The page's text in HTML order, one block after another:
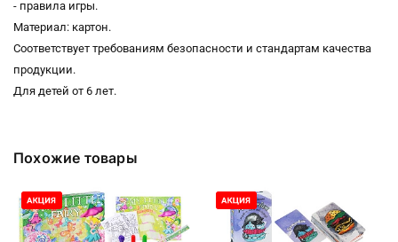
- правила игры.
Материал: картон.
Соответствует требованиям безопасности и стандартам качества
продукции.
Для детей от 6 лет.
Похожие товары